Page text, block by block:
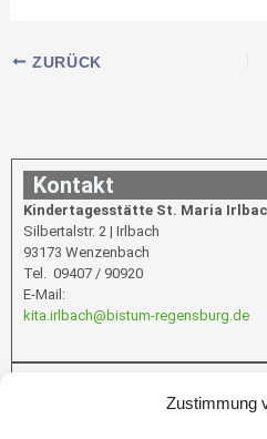
Zustimmung
ZURÜCK
Kontakt
Kindertagesstätte St. Maria
Silbertalstr. 2 | Irlbach
93173 Wenzenbach
Tel. 09407 / 90920
E-Mail:
kita.irlbach@bistum-regensburg.de